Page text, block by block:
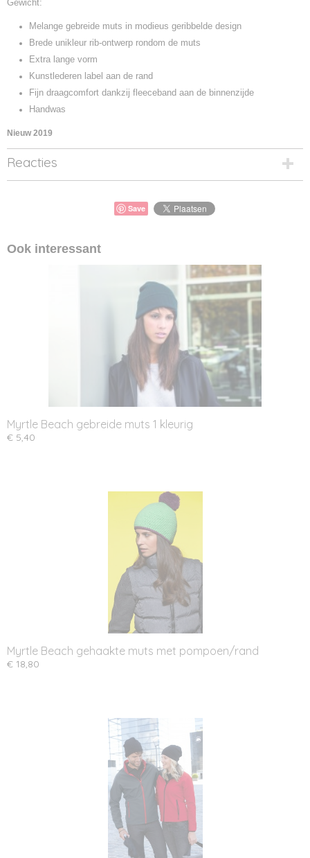
Gewicht:
Melange gebreide muts in modieus geribbelde design
Brede unikleur rib-ontwerp rondom de muts
Extra lange vorm
Kunstlederen label aan de rand
Fijn draagcomfort dankzij fleeceband aan de binnenzijde
Handwas
Nieuw 2019
Reacties
Save
Ook interessant
Myrtle Beach gebreide muts 1 kleurig
€ 5,40
Myrtle Beach gehaakte muts met pompoen/rand
€ 18,80